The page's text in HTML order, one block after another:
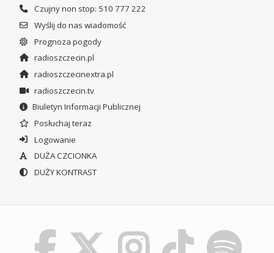
Czujny non stop: 510 777 222
Wyślij do nas wiadomość
Prognoza pogody
radioszczecin.pl
radioszczecinextra.pl
radioszczecin.tv
Biuletyn Informacji Publicznej
Posłuchaj teraz
Logowanie
DUŻA CZCIONKA
DUŻY KONTRAST